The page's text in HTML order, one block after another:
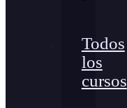
Todos
los
cursos